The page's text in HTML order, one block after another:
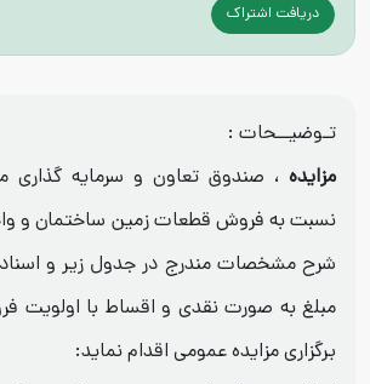
دریافت اشتراک
تـوضیــحات :
مزایده ، صندوق تعاون و سرمایه گذاری
نسبت به فروش قطعات زمین ساختمان و
شرح مشخصات مندرج در جدول زیر و اسناد
مبلغ به صورت نقدی و اقساط با اولویت
برگزاری مزایده عمومی اقدام نماید: